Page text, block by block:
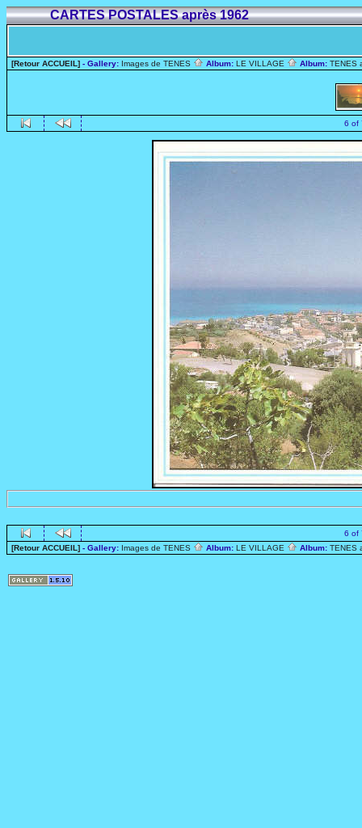
CARTES POSTALES après 1962
[Retour ACCUEIL] - Gallery: Images de TENES Album: LE VILLAGE Album: TENES
6 of
6 of
[Retour ACCUEIL] - Gallery: Images de TENES Album: LE VILLAGE Album: TENES